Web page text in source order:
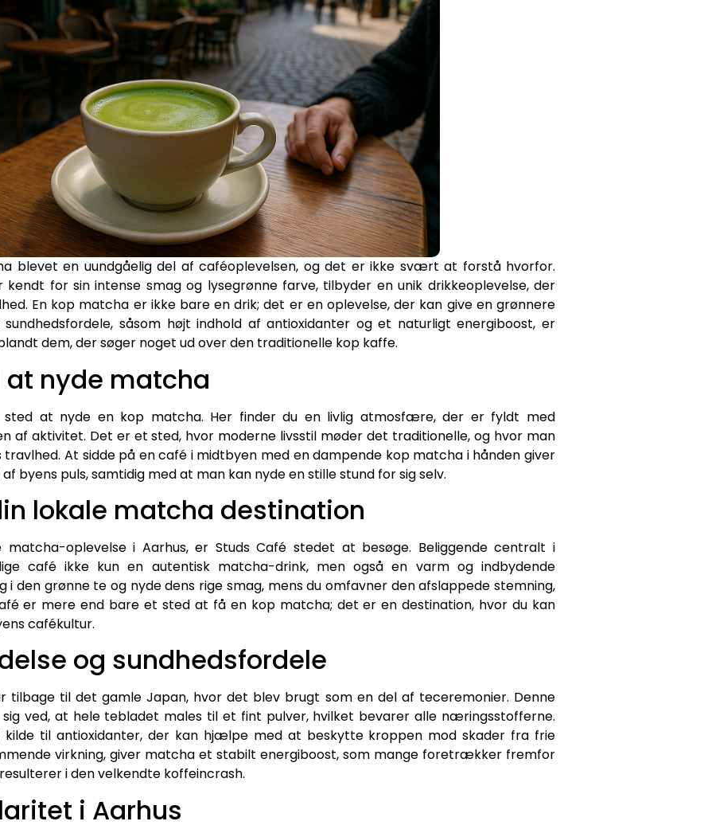
blevet en uundgåelig del af caféoplevelsen, og det er ikke svært at forstå hvorfor.
for sin intense smag og lysegrønne farve, tilbyder en unik drikkeoplevelse, der
En kop matcha er ikke bare en drik; det er en oplevelse, der kan give en grønnere
såsom højt indhold af antioxidanter og et naturligt energiboost, er
dem, der søger noget ud over den traditionelle kop kaffe.
nyde matcha
sted at nyde en kop matcha. Her finder du en livlig atmosfære, der er fyldt med
af aktivitet. Det er et sted, hvor moderne livsstil møder det traditionelle, og hvor man
At sidde på en café i midtbyen med en dampende kop matcha i hånden giver
byens puls, samtidig med at man kan nyde en stille stund for sig selv.
lokale matcha destination
oplevelse i Aarhus, er Studs Café stedet at besøge. Beliggende centralt i
café ikke kun en autentisk matcha-drink, men også en varm og indbydende
den grønne te og nyde dens rige smag, mens du omfavner den afslappede stemning,
er mere end bare et sted at få en kop matcha; det er en destination, hvor du kan
cafékultur.
og sundhedsfordele
tilbage til det gamle Japan, hvor det blev brugt som en del af teceremonier. Denne
ved, at hele tebladet males til et fint pulver, hvilket bevarer alle næringsstofferne.
til antioxidanter, der kan hjælpe med at beskytte kroppen mod skader fra frie
virkning, giver matcha et stabilt energiboost, som mange foretrækker fremfor
i den velkendte koffeincrash.
i Aarhus